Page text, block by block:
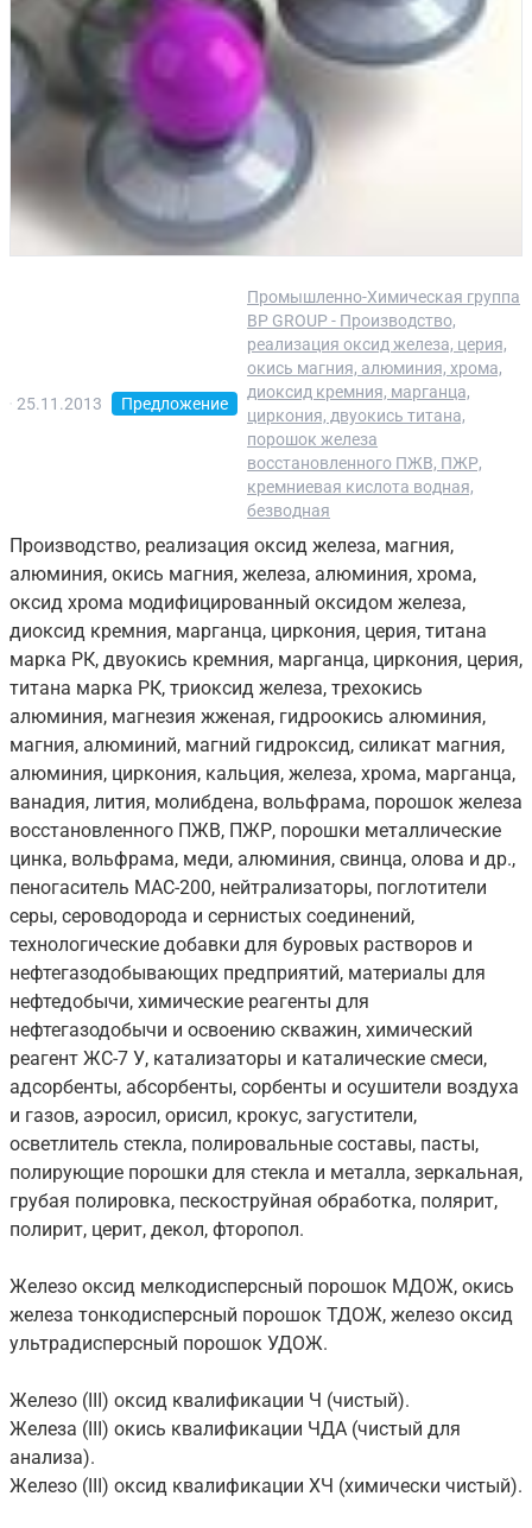
25.11.2013 Предложение
Промышленно-Химическая группа
BP GROUP - Производство,
реализация оксид железа, церия,
окись магния, алюминия, хрома,
диоксид кремния, марганца,
циркония, двуокись титана,
порошок железа
восстановленного ПЖВ, ПЖР,
кремниевая кислота водная,
безводная
Производство, реализация оксид железа, магния,
алюминия, окись магния, железа, алюминия, хрома,
оксид хрома модифицированный оксидом железа,
диоксид кремния, марганца, циркония, церия, титана
марка РК, двуокись кремния, марганца, циркония, церия,
титана марка РК, триоксид железа, трехокись
алюминия, магнезия жженая, гидроокись алюминия,
магния, алюминий, магний гидроксид, силикат магния,
алюминия, циркония, кальция, железа, хрома, марганца,
ванадия, лития, молибдена, вольфрама, порошок железа
восстановленного ПЖВ, ПЖР, порошки металлические
цинка, вольфрама, меди, алюминия, свинца, олова и др.,
пеногаситель МАС-200, нейтрализаторы, поглотители
серы, сероводорода и сернистых соединений,
технологические добавки для буровых растворов и
нефтегазодобывающих предприятий, материалы для
нефтедобычи, химические реагенты для
нефтегазодобычи и освоению скважин, химический
реагент ЖС-7 У, катализаторы и каталические смеси,
адсорбенты, абсорбенты, сорбенты и осушители воздуха
и газов, аэросил, орисил, крокус, загустители,
осветлитель стекла, полировальные составы, пасты,
полирующие порошки для стекла и металла, зеркальная,
грубая полировка, пескоструйная обработка, полярит,
полирит, церит, декол, фторопол.
Железо оксид мелкодисперсный порошок МДОЖ, окись
железа тонкодисперсный порошок ТДОЖ, железо оксид
ультрадисперсный порошок УДОЖ.
Железо (III) оксид квалификации Ч (чистый).
Железа (III) окись квалификации ЧДА (чистый для
анализа).
Железо (III) оксид квалификации ХЧ (химически чистый).